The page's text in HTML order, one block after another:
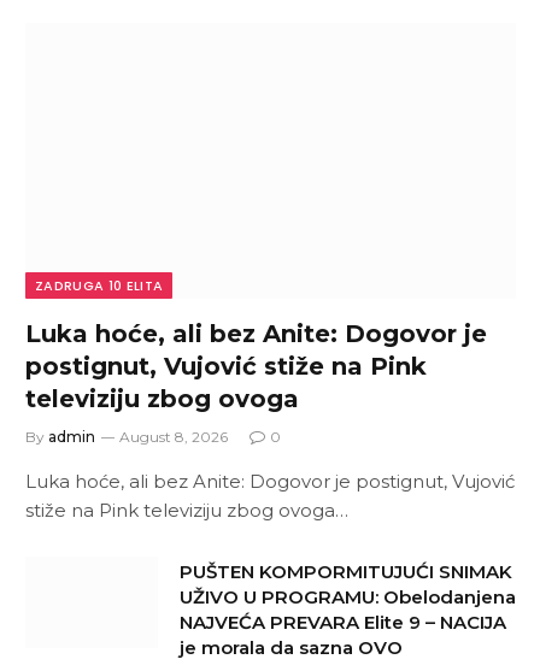
ZADRUGA 10 ELITA
Luka hoće, ali bez Anite: Dogovor je
postignut, Vujović stiže na Pink
televiziju zbog ovoga
By admin August 8, 2026 0
Luka hoće, ali bez Anite: Dogovor je postignut, Vujović
stiže na Pink televiziju zbog ovoga…
PUŠTEN KOMPORMITUJUĆI SNIMAK
UŽIVO U PROGRAMU: Obelodanjena
NAJVEĆA PREVARA Elite 9 – NACIJA
je morala da sazna OVO